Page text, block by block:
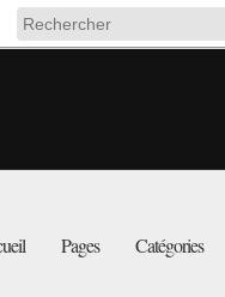
Pages Catégories